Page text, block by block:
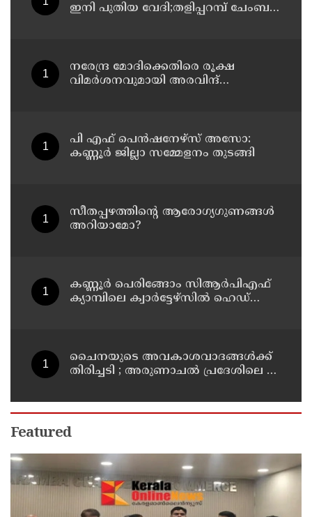
ഇനി പുതിയ വേദി;തളിപ്പറമ്പ് ചേംബർ
നരേന്ദ്ര മോദിക്കെതിരെ രൂക്ഷ
വിമർശനവുമായി അരവിന്ദ്
പി എഫ് പെൻഷനേഴ്സ് അസോ:
കണ്ണൂർ ജില്ലാ സമ്മേളനം തുടങ്ങി
സീതപ്പഴത്തിന്റെ ആരോഗ്യഗുണങ്ങൾ
അറിയാമോ?
കണ്ണൂര്‍ പെരിങ്ങോം സിആര്‍പിഎഫ്
ക്യാമ്പിലെ ക്വാര്‍ട്ടേഴ്സില്‍ ഹെഡ്
ചൈനയുടെ അവകാശവാദങ്ങൾക്ക്
തിരിച്ചടി ; അരുണാചൽ പ്രദേശിലെ 27
നൽകി ഇന്ത്യ
Featured